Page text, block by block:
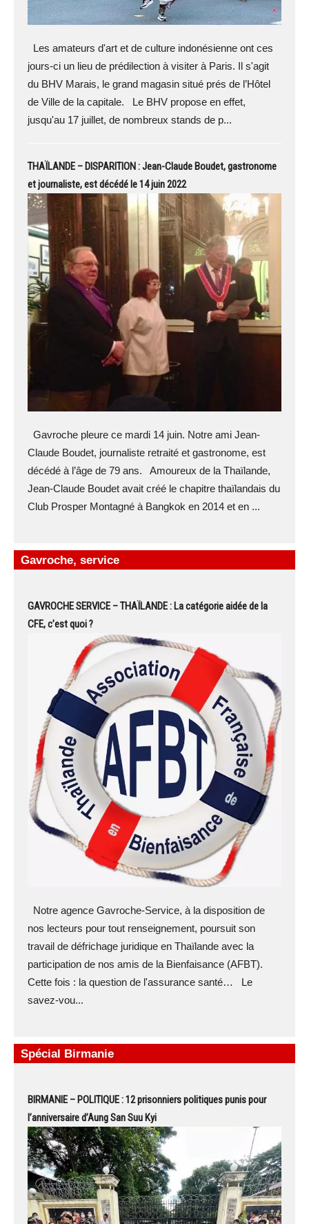
Les amateurs d'art et de culture indonésienne ont ces
jours-ci un lieu de prédilection à visiter à Paris. Il s'agit
du BHV Marais, le grand magasin situé prés de l’Hôtel
de Ville de la capitale. Le BHV propose en effet,
jusqu'au 17 juillet, de nombreux stands de p...
THAÏLANDE – DISPARITION : Jean-Claude Boudet, gastronome
et journaliste, est décédé le 14 juin 2022
Gavroche pleure ce mardi 14 juin. Notre ami Jean-
Claude Boudet, journaliste retraité et gastronome, est
décédé à l’âge de 79 ans. Amoureux de la Thaïlande,
Jean-Claude Boudet avait créé le chapitre thaïlandais du
Club Prosper Montagné à Bangkok en 2014 et en ...
Gavroche, service
GAVROCHE SERVICE – THAÏLANDE : La catégorie aidée de la
CFE, c’est quoi ?
Notre agence Gavroche-Service, à la disposition de
nos lecteurs pour tout renseignement, poursuit son
travail de défrichage juridique en Thaïlande avec la
participation de nos amis de la Bienfaisance (AFBT).
Cette fois : la question de l'assurance santé… Le
savez-vou...
Spécial Birmanie
BIRMANIE – POLITIQUE : 12 prisonniers politiques punis pour
l’anniversaire d’Aung San Suu Kyi